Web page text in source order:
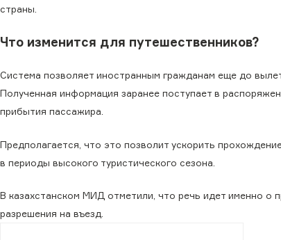
страны.
Что изменится для путешественников?
Система позволяет иностранным гражданам еще до
Полученная информация заранее поступает в
прибытия пассажира.
Предполагается, что это позволит ускорить
в периоды высокого туристического сезона.
В казахстанском МИД отметили, что речь идет именно о
разрешения на въезд.